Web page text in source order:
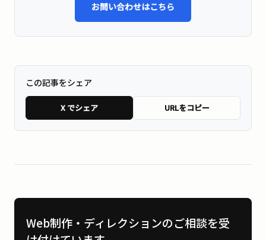
お問い合わせはこちら
この記事をシェア
X でシェア URLをコピー
Web制作・ディレクションのご相談を受